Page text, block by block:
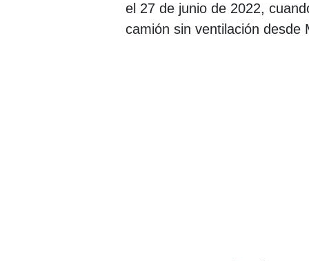
el 27 de junio de 2022,
camión sin ventilación desde